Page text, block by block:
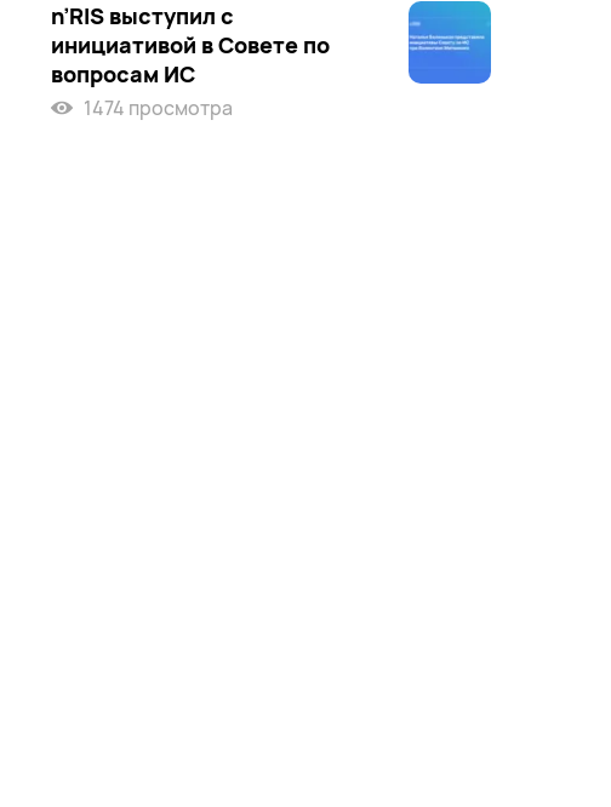
n’RIS выступил c
инициативой в Совете по
вопросам ИС
1474 просмотра